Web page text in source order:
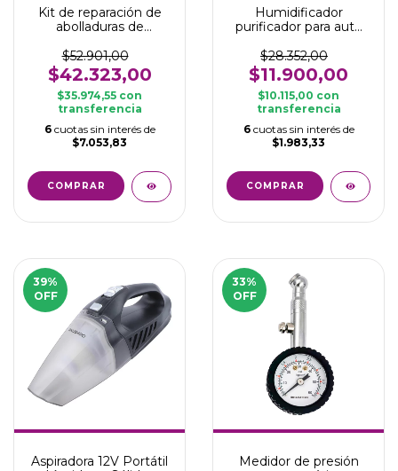
Kit de reparación de
abolladuras de
$52.901,00
$42.323,00
$35.974,55 con
transferencia
6 cuotas sin interés de
$7.053,83
Humidificador
purificador para auto
$28.352,00
$11.900,00
$10.115,00 con
transferencia
6 cuotas sin interés de
$1.983,33
39%
OFF
Aspiradora 12V Portátil
33%
OFF
Medidor de presión